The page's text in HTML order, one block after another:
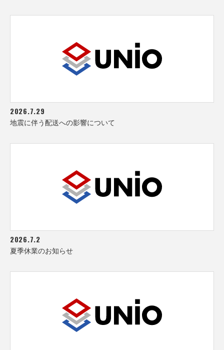
2026.7.29
地震に伴う配送への影響について
2026.7.2
夏季休業のお知らせ